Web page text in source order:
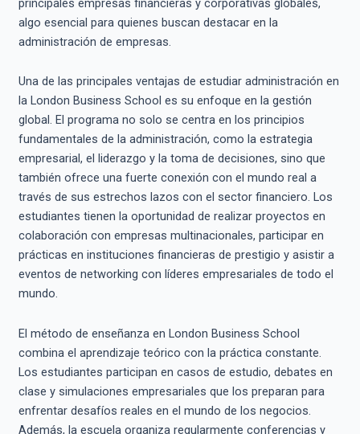
principales empresas financieras y corporativas globales,
algo esencial para quienes buscan destacar en la
administración de empresas.
Una de las principales ventajas de estudiar administración en
la London Business School es su enfoque en la gestión
global. El programa no solo se centra en los principios
fundamentales de la administración, como la estrategia
empresarial, el liderazgo y la toma de decisiones, sino que
también ofrece una fuerte conexión con el mundo real a
través de sus estrechos lazos con el sector financiero. Los
estudiantes tienen la oportunidad de realizar proyectos en
colaboración con empresas multinacionales, participar en
prácticas en instituciones financieras de prestigio y asistir a
eventos de networking con líderes empresariales de todo el
mundo.
El método de enseñanza en London Business School
combina el aprendizaje teórico con la práctica constante.
Los estudiantes participan en casos de estudio, debates en
clase y simulaciones empresariales que los preparan para
enfrentar desafíos reales en el mundo de los negocios.
Además, la escuela organiza regularmente conferencias y